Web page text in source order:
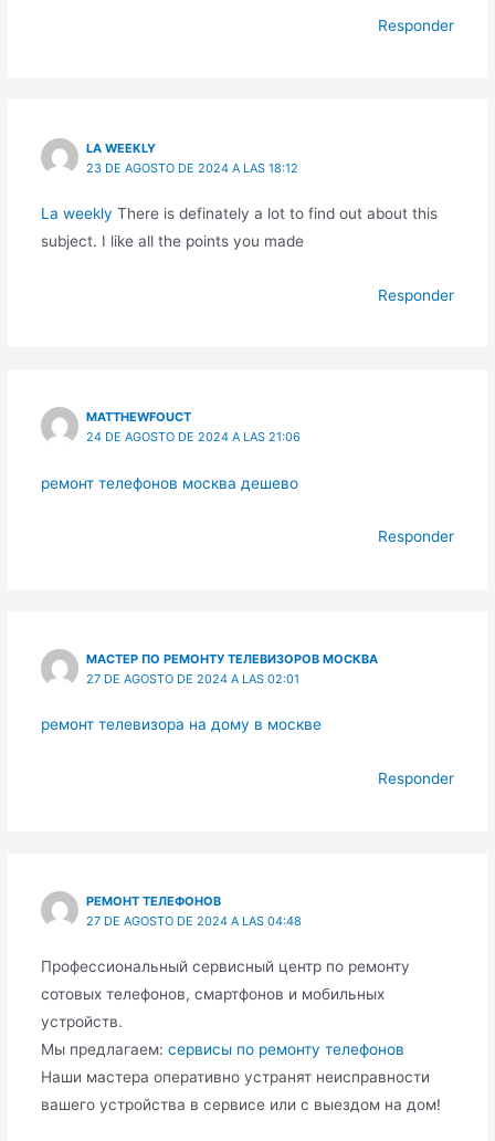
Responder
LA WEEKLY
23 DE AGOSTO DE 2024 A LAS 18:12
La weekly There is definately a lot to find out about this
subject. I like all the points you made
Responder
MATTHEWFOUCT
24 DE AGOSTO DE 2024 A LAS 21:06
ремонт телефонов москва дешево
Responder
МАСТЕР ПО РЕМОНТУ ТЕЛЕВИЗОРОВ МОСКВА
27 DE AGOSTO DE 2024 A LAS 02:01
ремонт телевизора на дому в москве
Responder
РЕМОНТ ТЕЛЕФОНОВ
27 DE AGOSTO DE 2024 A LAS 04:48
Профессиональный сервисный центр по ремонту
сотовых телефонов, смартфонов и мобильных
устройств.
Мы предлагаем: сервисы по ремонту телефонов
Наши мастера оперативно устранят неисправности
вашего устройства в сервисе или с выездом на дом!